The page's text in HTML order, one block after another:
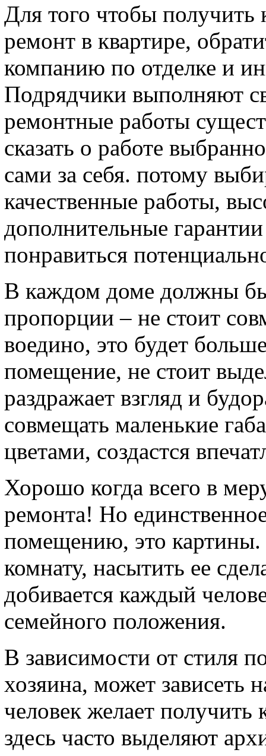
Для того чтобы
ремонт в квартире,
компанию по отделке и
Подрядчики выполняют
ремонтные работы
сказать о работе
сами за себя. потому
качественные работы,
дополнительные
понравиться
В каждом доме должны
пропорции – не стоит
воедино, это будет
помещение, не стоит
раздражает взгляд и
совмещать маленькие
цветами, создастся
Хорошо когда всего в
ремонта! Но
помещению, это картины.
комнату, насытить ее
добивается каждый
семейного положения.
В зависимости от стиля
хозяина, может зависеть
человек желает получить
здесь часто выделяют